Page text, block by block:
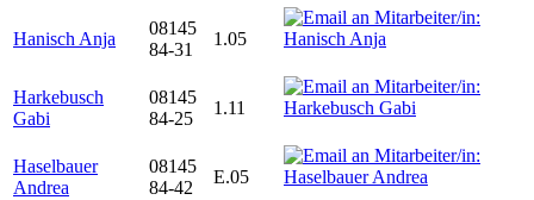
Hanisch Anja
08145
84-31
1.05
Harkebusch
Gabi
08145
84-25
1.11
Haselbauer
Andrea
08145
84-42
E.05